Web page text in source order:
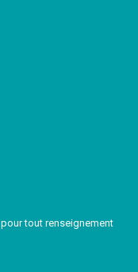
tout renseignement